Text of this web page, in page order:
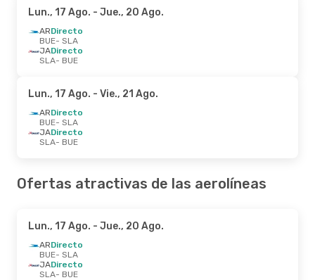
Lun., 17 Ago. - Jue., 20 Ago.
ARDirecto
BUE- SLA
JADirecto
SLA- BUE
Lun., 17 Ago. - Vie., 21 Ago.
ARDirecto
BUE- SLA
JADirecto
SLA- BUE
Ofertas atractivas de las aerolíneas
Lun., 17 Ago. - Jue., 20 Ago.
ARDirecto
BUE- SLA
JADirecto
SLA- BUE